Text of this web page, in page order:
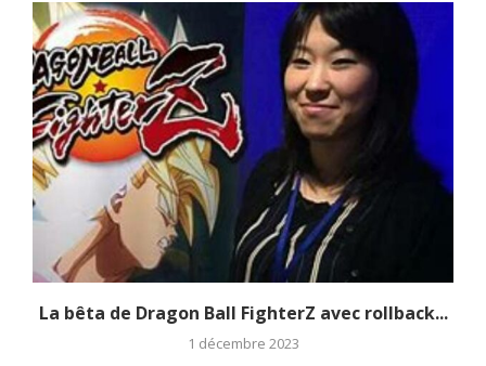
La bêta de Dragon Ball FighterZ avec rollback...
1 décembre 2023